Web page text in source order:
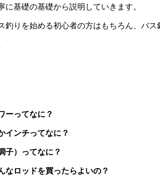
に基礎の基礎から説明していきます。
釣りを始める初心者の方はもちろん、バ
ーってなに？
インチってなに？
子）ってなに？
なロッドを買ったらよいの？